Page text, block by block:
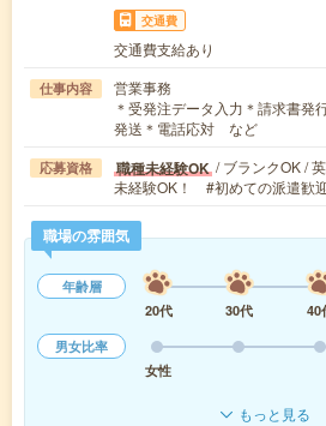
交通費
交通費支給あり
仕事内容
営業事務
＊受発注データ入力＊請求書発
発送＊電話応対 など
応募資格 職種未経験OK / ブランクOK /
未経験OK！ #初めての派遣歓
職場の雰囲気
年齢層
20代
30代 40
男女比率
女性
もっと見る